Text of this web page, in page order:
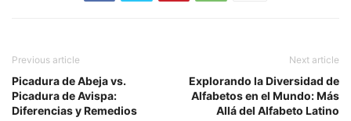
Previous article
Picadura de Abeja vs.
Picadura de Avispa:
Diferencias y Remedios
Next article
Explorando la Diversidad de
Alfabetos en el Mundo: Más
Allá del Alfabeto Latino